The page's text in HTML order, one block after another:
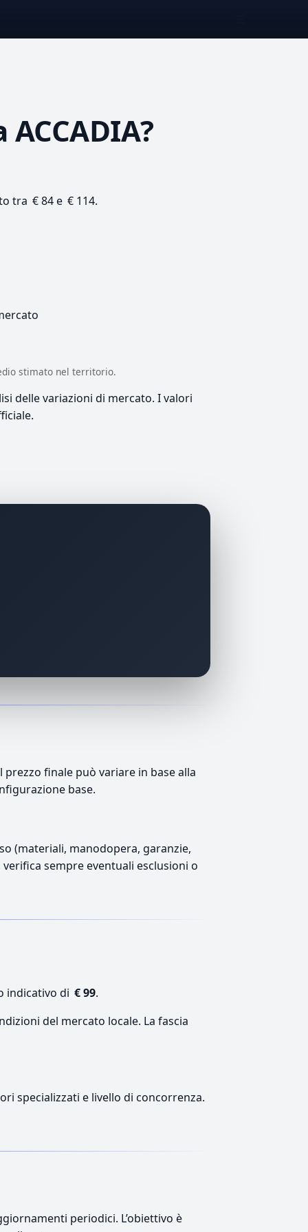
ACCADIA?
tra € 84 e € 114.
stimato nel territorio.
delle variazioni di mercato. I valori
finale può variare in base alla
base.
(materiali, manodopera, garanzie,
sempre eventuali esclusioni o
indicativo di € 99.
del mercato locale. La fascia
specializzati e livello di concorrenza.
periodici. L’obiettivo è